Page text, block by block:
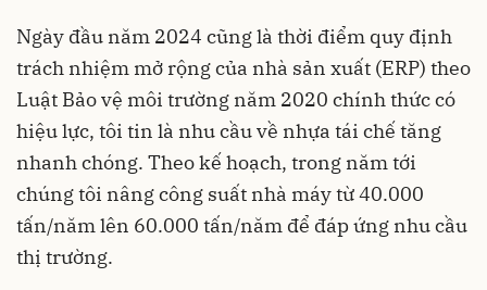
Ngày đầu năm 2024 cũng là thời điểm quy định
trách nhiệm mở rộng của nhà sản xuất (ERP) theo
Luật Bảo vệ môi trường năm 2020 chính thức có
hiệu lực, tôi tin là nhu cầu về nhựa tái chế tăng
nhanh chóng. Theo kế hoạch, trong năm tới
chúng tôi nâng công suất nhà máy từ 40.000
tấn/năm lên 60.000 tấn/năm để đáp ứng nhu cầu
thị trường.